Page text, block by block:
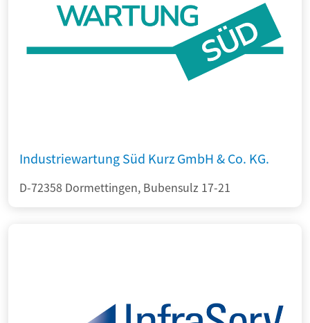
Industriewartung Süd Kurz GmbH & Co. KG.
D-72358 Dormettingen, Bubensulz 17-21